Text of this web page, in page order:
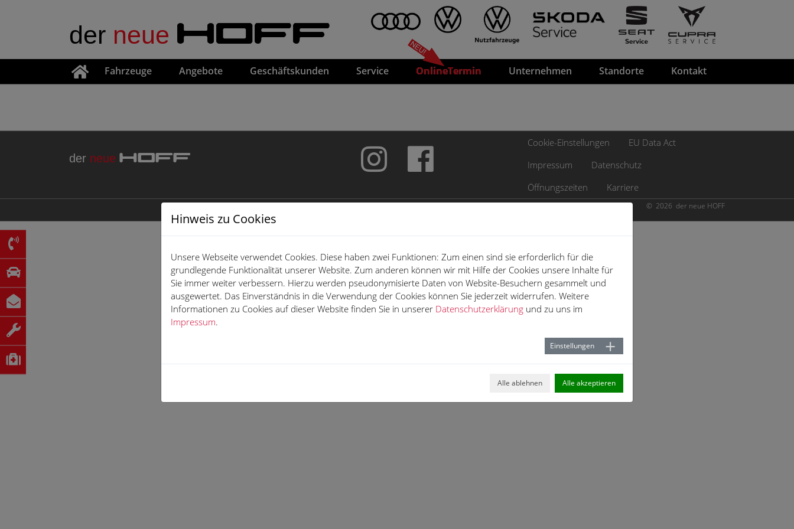
der neue HOFF
Fahrzeuge Angebote Geschäftskunden Service OnlineTermin Unternehmen Standorte Kontakt
der neue HOFF
Cookie-Einstellungen
EU Data Act
Impressum
Datenschutz
Öffnungszeiten
Karriere
© 2026 der neue HOFF
Hinweis zu Cookies
Unsere Webseite verwendet Cookies. Diese haben zwei Funktionen: Zum einen sind sie erforderlich für die
grundlegende Funktionalität unserer Website. Zum anderen können wir mit Hilfe der Cookies unsere Inhalte für
Sie immer weiter verbessern. Hierzu werden pseudonymisierte Daten von Website-Besuchern gesammelt und
ausgewertet. Das Einverständnis in die Verwendung der Cookies können Sie jederzeit widerrufen. Weitere
Informationen zu Cookies auf dieser Website finden Sie in unserer Datenschutzerklärung und zu uns im
Impressum.
Einstellungen
Alle ablehnen Alle akzeptieren